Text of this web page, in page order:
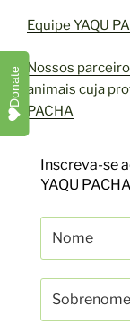
Equipe YAQU
Nossos
animais cuja
PACHA
Inscreva-se
YAQU PACHA
Donate